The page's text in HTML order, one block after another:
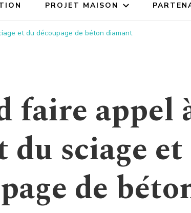
PROJET MAISON
et du découpage de béton diamant
faire appel
du sciage
de